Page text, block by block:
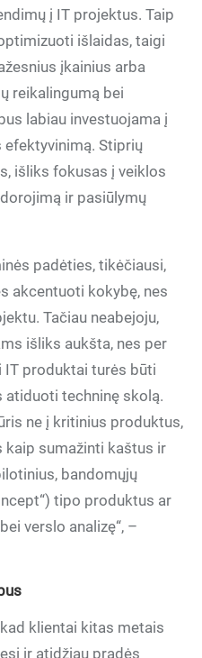
į IT projektus. Taip
išlaidas, taigi
įkainius arba
reikalingumą bei
labiau investuojama į
Stiprių
išliks fokusas į veiklos
ir pasiūlymų
padėties, tikėčiausi,
akcentuoti kokybę, nes
Tačiau neabejoju,
išliks aukšta, nes per
produktai turės būti
techninę skolą.
ne į kritinius produktus,
kaip sumažinti kaštus ir
bandomųjų
tipo produktus ar
verslo analizę“, –
klientai kitas metais
ir atidžiau pradės